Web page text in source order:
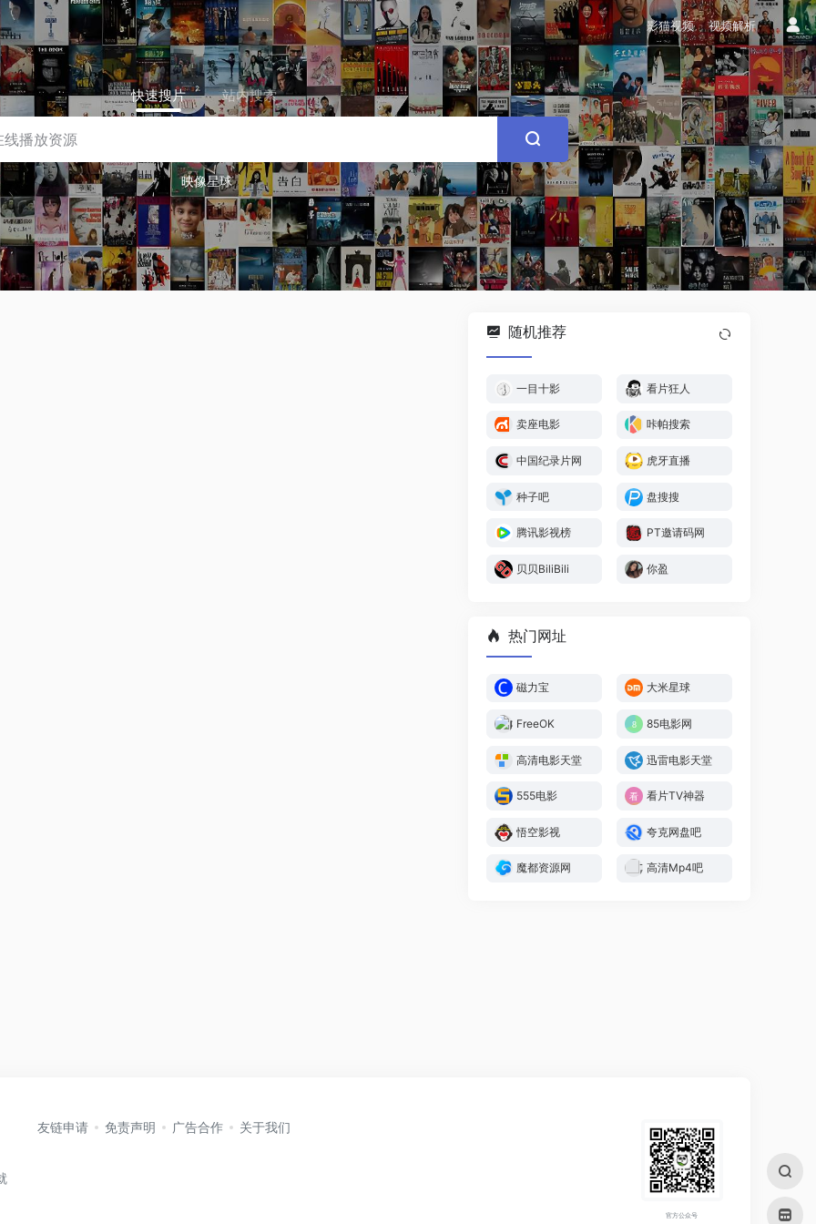
影猫视频 视频解析
快速搜片 站内搜索
映像星球
随机推荐
一目十影 看片狂人
卖座电影 咔帕搜索
中国纪录片网 虎牙直播
种子吧 盘搜搜
腾讯影视榜 PT邀请码网
贝贝BiliBili 你盈
热门网址
磁力宝 大米星球
FreeOK 85电影网
高清电影天堂 迅雷电影天堂
555电影 看片TV神器
悟空影视 夸克网盘吧
魔都资源网 高清Mp4吧
友链申请 免责声明 广告合作 关于我们
官方公众号